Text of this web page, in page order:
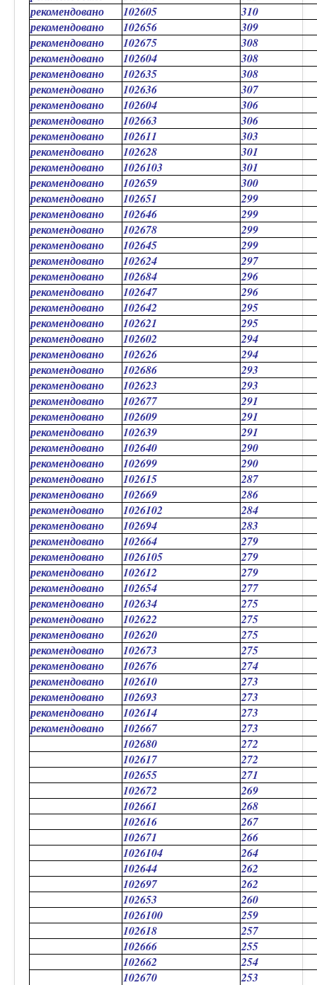
рекомендовано
102605
310
рекомендовано
102656
309
рекомендовано
102675
308
рекомендовано
102604
308
рекомендовано
102635
308
рекомендовано
102636
307
рекомендовано
102604
306
рекомендовано
102663
306
рекомендовано
102611
303
рекомендовано
102628
301
рекомендовано
1026103
301
рекомендовано
102659
300
рекомендовано
102651
299
рекомендовано
102646
299
рекомендовано
102678
299
рекомендовано
102645
299
рекомендовано
102624
297
рекомендовано
102684
296
рекомендовано
102647
296
рекомендовано
102642
295
рекомендовано
102621
295
рекомендовано
102602
294
рекомендовано
102626
294
рекомендовано
102686
293
рекомендовано
102623
293
рекомендовано
102677
291
рекомендовано
102609
291
рекомендовано
102639
291
рекомендовано
102640
290
рекомендовано
102699
290
рекомендовано
102615
287
рекомендовано
102669
286
рекомендовано
1026102
284
рекомендовано
102694
283
рекомендовано
102664
279
рекомендовано
1026105
279
рекомендовано
102612
279
рекомендовано
102654
277
рекомендовано
102634
275
рекомендовано
102622
275
рекомендовано
102620
275
рекомендовано
102673
275
рекомендовано
102676
274
рекомендовано
102610
273
рекомендовано
102693
273
рекомендовано
102614
273
рекомендовано
102667
273
102680
272
102617
272
102655
271
102672
269
102661
268
102616
267
102671
266
1026104
264
102644
262
102697
262
102653
260
1026100
259
102618
257
102666
255
102662
254
102670
253